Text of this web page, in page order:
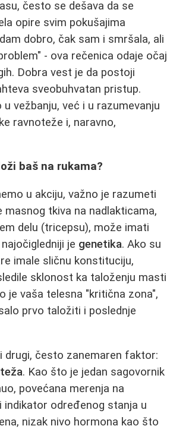
često se dešava da se
opire svim pokušajima
dobro, čak sam i smršala, ali
- ova rečenica odaje očaj
Dobra vest je da postoji
sveobuhvatan pristup.
vežbanju, već i u razumevanju
ravnoteže i, naravno,
baš na rukama?
u akciju, važno je razumeti
masnog tkiva na nadlakticama,
delu (tricepsu), može imati
je genetika. Ako su
imale sličnu konstituciju,
sklonost ka taloženju masti
je vaša telesna "kritična zona",
prvo taložiti i poslednje
drugi, često zanemaren faktor:
. Kao što je jedan sagovornik
povećana merenja na
indikator određenog stanja u
nizak nivo hormona kao što